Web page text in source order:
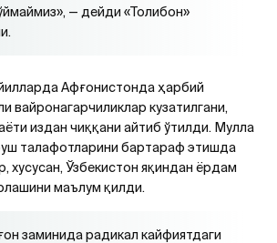
— дейди «Толибон»
Афғонистонда ҳарбий
вайронагарчиликлар кузатилгани,
издан чиққани айтиб ўтилди. Мулла
талафотларини бартараф этишда
хусусан, Ўзбекистон яқиндан ёрдам
маълум қилди.
заминида радикал кайфиятдаги